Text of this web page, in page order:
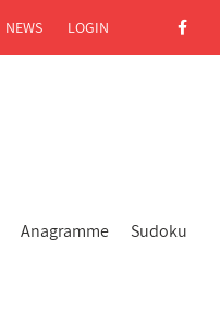
Anagramme Sudoku
NEWS LOGIN